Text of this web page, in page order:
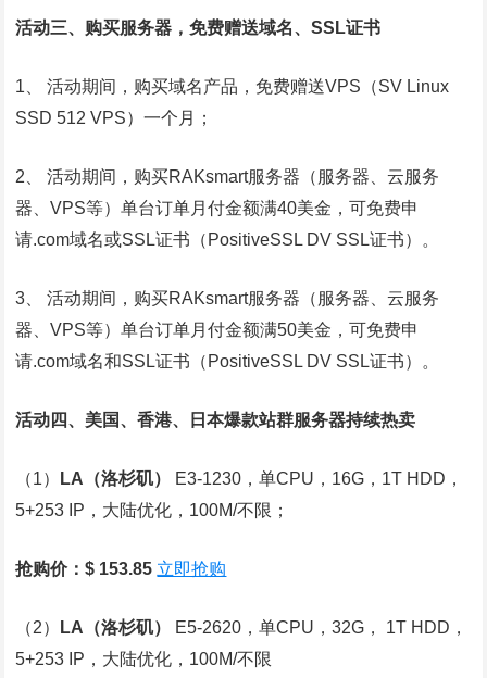
活动三、购买服务器，免费赠送域名、SSL证书
1、 活动期间，购买域名产品，免费赠送VPS（SV Linux
SSD 512 VPS）一个月；
2、 活动期间，购买RAKsmart服务器（服务器、云服务
器、VPS等）单台订单月付金额满40美金，可免费申
请.com域名或SSL证书（PositiveSSL DV SSL证书）。
3、 活动期间，购买RAKsmart服务器（服务器、云服务
器、VPS等）单台订单月付金额满50美金，可免费申
请.com域名和SSL证书（PositiveSSL DV SSL证书）。
活动四、美国、香港、日本爆款站群服务器持续热卖
（1） LA （洛杉矶）
E3-1230，单CPU，16G，1T HDD，
5+253 IP，大陆优化，100M/不限；
抢购价：$ 153.85 立即抢购
（2） LA （洛杉矶）
E5-2620，单CPU，32G， 1T HDD，
5+253 IP，大陆优化，100M/不限